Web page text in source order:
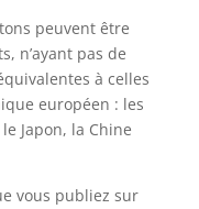
peuvent être
n’ayant pas de
à celles
européen : les
Japon, la Chine
vous publiez sur